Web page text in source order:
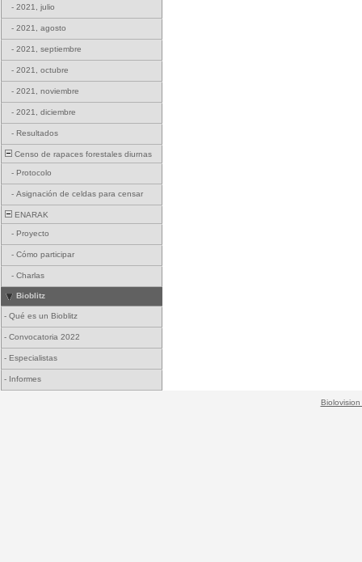
- 2021, julio
- 2021, agosto
- 2021, septiembre
- 2021, octubre
- 2021, noviembre
- 2021, diciembre
- Resultados
Censo de rapaces forestales diurnas
- Protocolo
- Asignación de celdas para censar
ENARAK
- Proyecto
- Cómo participar
- Charlas
Bioblitz
- Qué es un Bioblitz
- Convocatoria 2022
- Especialistas
- Informes
Biolovision